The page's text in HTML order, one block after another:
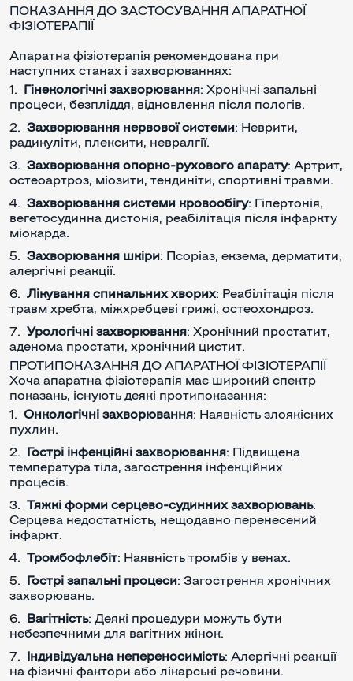
ПОКАЗАННЯ ДО ЗАСТОСУВАННЯ АПАРАТНОЇ
ФІЗІОТЕРАПІЇ
Апаратна фізіотерапія рекомендована при
наступних станах і захворюваннях:
Гінекологічні захворювання: Хронічні запальні
процеси, безпліддя, відновлення після пологів.
Захворювання нервової системи: Неврити,
радикуліти, плексити, невралгії.
Захворювання опорно-рухового апарату: Артрит,
остеоартроз, міозити, тендиніти, спортивні травми.
Захворювання системи кровообігу: Гіпертонія,
вегетосудинна дистонія, реабілітація після інфаркту
міокарда.
Захворювання шкіри: Псоріаз, екзема, дерматити,
алергічні реакції.
Лікування спинальних хворих: Реабілітація після
травм хребта, міжхребцеві грижі, остеохондроз.
Урологічні захворювання: Хронічний простатит,
аденома простати, хронічний цистит.
ПРОТИПОКАЗАННЯ ДО АПАРАТНОЇ ФІЗІОТЕРАПІЇ
Хоча апаратна фізіотерапія має широкий спектр
показань, існують деякі протипоказання:
Онкологічні захворювання: Наявність злоякісних
пухлин.
Гострі інфекційні захворювання: Підвищена
температура тіла, загострення інфекційних
процесів.
Тяжкі форми серцево-судинних захворювань:
Серцева недостатність, нещодавно перенесений
інфаркт.
Тромбофлебіт: Наявність тромбів у венах.
Гострі запальні процеси: Загострення хронічних
захворювань.
Вагітність: Деякі процедури можуть бути
небезпечними для вагітних жінок.
Індивідуальна непереносимість: Алергічні реакції
на фізичні фактори або лікарські речовини.